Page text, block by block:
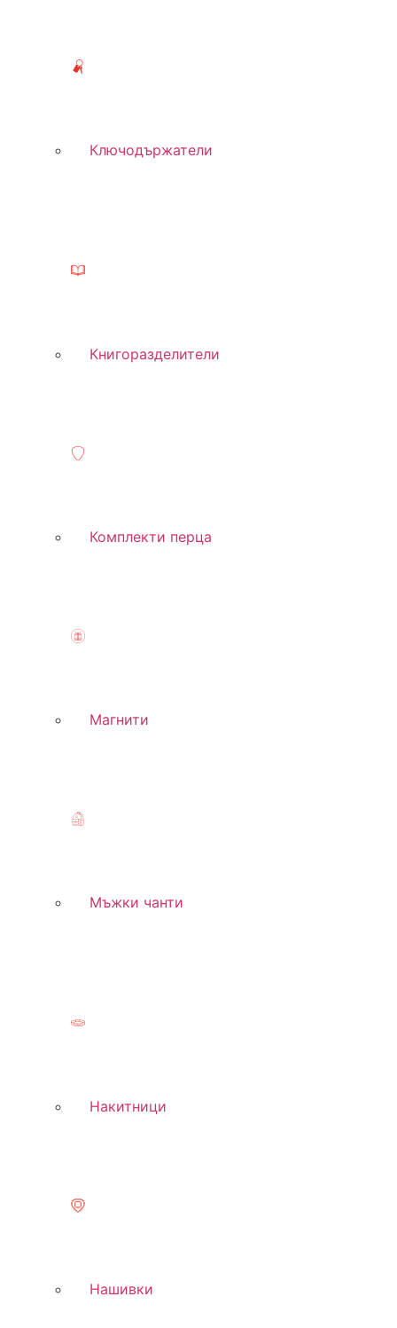
Ключодържатели
Книгоразделители
Комплекти перца
Магнити
Мъжки чанти
Накитници
Нашивки